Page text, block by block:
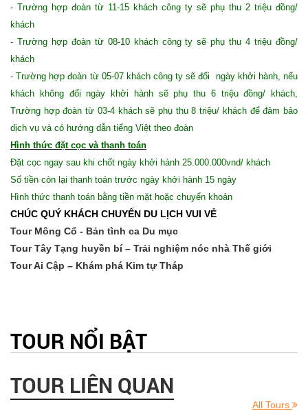
- Trường hợp đoàn từ 11-15 khách công ty sẽ phụ thu 2 triệu đồng/
khách
- Trường hợp đoàn từ 08-10 khách công ty sẽ phụ thu 4 triệu đồng/
khách
- Trường hợp đoàn từ 05-07 khách công ty sẽ đổi ngày khởi hành, nếu
khách không đổi ngày khởi hành sẽ phụ thu 6 triệu đồng/ khách,
Trường hợp đoàn từ 03-4 khách sẽ phụ thu 8 triệu/ khách để đảm bảo
dịch vụ và có hướng dẫn tiếng Việt theo đoàn
Hình thức đặt cọc và thanh toán
Đặt cọc ngay sau khi chốt ngày khởi hành 25.000.000vnd/ khách
Số tiền còn lại thanh toán trước ngày khởi hành 15 ngày
Hình thức thanh toán bằng tiền mặt hoặc chuyển khoản
CHÚC QUÝ KHÁCH CHUYẾN DU LỊCH VUI VẺ
Tour Mông Cổ - Bản tình ca Du mục
Tour Tây Tạng huyền bí – Trải nghiệm nóc nhà Thế giới
Tour Ai Cập – Khám phá Kim tự Tháp
TOUR NỔI BẬT
TOUR LIÊN QUAN
All Tours